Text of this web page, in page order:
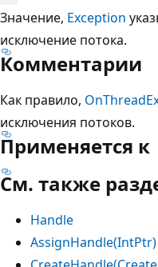
Значение, Exception
исключение потока.
Комментарии
Как правило,
исключения потоков.
Применяется к
См. также
Handle
AssignHandle(IntPtr)